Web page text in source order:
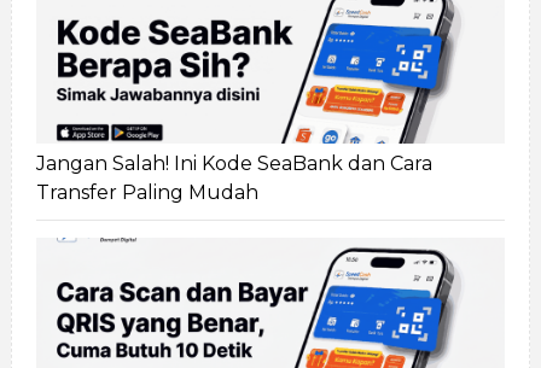
Jangan Salah! Ini Kode SeaBank dan Cara
Transfer Paling Mudah